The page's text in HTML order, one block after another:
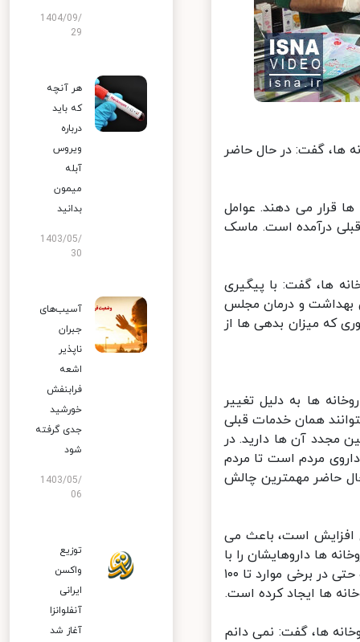
ماسک ۱۳۰۰ تومانی در داروخانه ها، گفت: در حال حاضر
قرار می دهند. عوامل
درآمده است. ماسک
ها، گفت: با پیگیری
بهداشت و درمان مجلس
که میزان بدهی ها از
ها به دلیل تغییر
همان خدمات قبلی
مجدد آن ها دارید. در
مردم است تا مردم
حاضر مهمترین چالش
افزایش است، باعث می
ها داروهایشان را با
قیمت نازل می فروشند، اما برای تامین مجدد آن ها باید با قیمت گران تر و حتی در برخی موارد تا ۱۰۰
ها ایجاد کرده است.
ها، گفت: نمی دانم
1404/09/
29
هر آنچه
که باید
درباره
ویروس
آبله
میمون
بدانید
1403/05/
30
آسیب‌های
جبران
ناپذیر
اشعه
فرابنفش
خورشید
جدی گرفته
شود
1403/05/
06
توزیع
واکسن
ایرانی
آنفلوانزا
آغاز شد